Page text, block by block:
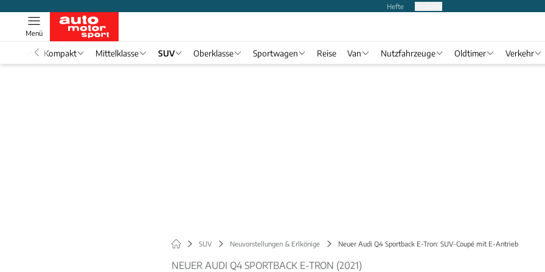
Hefte
Menü
Kompakt Mittelklasse SUV Oberklasse Sportwagen Reise Van Nutzfahrzeuge Oldtimer Verkehr
SUV Neuvorstellungen & Erlkönige Neuer Audi Q4 Sportback E-Tron: SUV-Coupé mit E-Antrieb
NEUER AUDI Q4 SPORTBACK E-TRON (2021)